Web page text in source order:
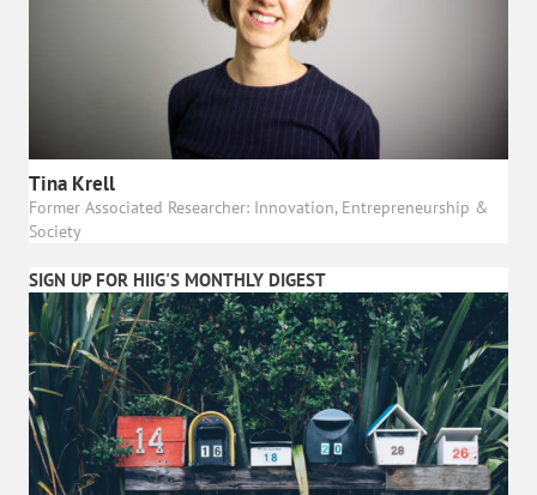
Tina Krell
Former Associated Researcher: Innovation, Entrepreneurship &
Society
SIGN UP FOR HIIG'S MONTHLY DIGEST